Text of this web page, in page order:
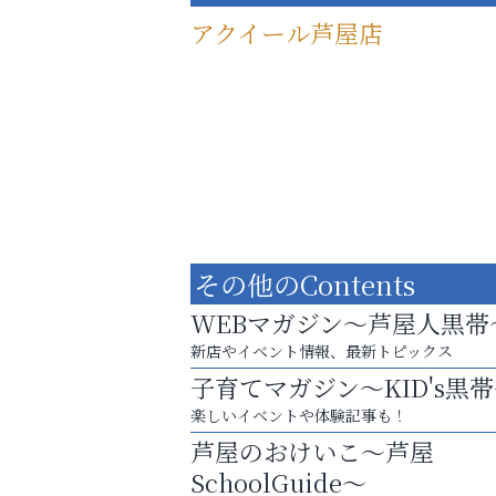
アクイール芦屋店
洋服お売りください！ 買取サービスは
出張・宅配・持ち込みすべて無料！
おそうじ本舗芦屋東
その他のContents
WEBマガジン～芦屋人黒帯
新店やイベント情報、最新トピックス
子育てマガジン～KID's黒
楽しいイベントや体験記事も！
芦屋のおけいこ～芦屋
SchoolGuide～